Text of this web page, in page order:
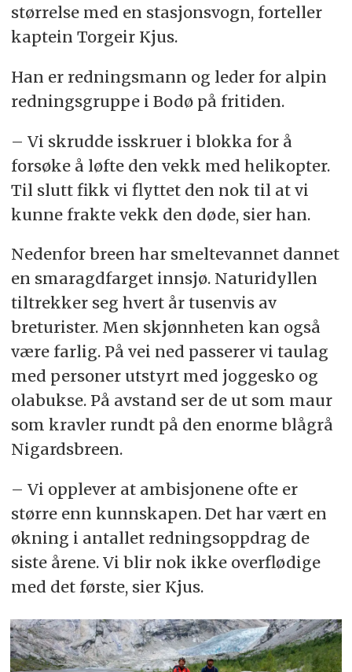
størrelse med en stasjonsvogn, forteller
kaptein Torgeir Kjus.
Han er redningsmann og leder for alpin
redningsgruppe i Bodø på fritiden.
– Vi skrudde isskruer i blokka for å
forsøke å løfte den vekk med helikopter.
Til slutt fikk vi flyttet den nok til at vi
kunne frakte vekk den døde, sier han.
Nedenfor breen har smeltevannet dannet
en smaragdfarget innsjø. Naturidyllen
tiltrekker seg hvert år tusenvis av
breturister. Men skjønnheten kan også
være farlig. På vei ned passerer vi taulag
med personer utstyrt med joggesko og
olabukse. På avstand ser de ut som maur
som kravler rundt på den enorme blågrå
Nigardsbreen.
– Vi opplever at ambisjonene ofte er
større enn kunnskapen. Det har vært en
økning i antallet redningsoppdrag de
siste årene. Vi blir nok ikke overflødige
med det første, sier Kjus.